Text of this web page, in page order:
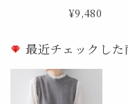
¥9,480
最近チェックした